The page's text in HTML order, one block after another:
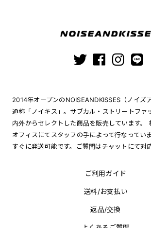
2014年オープンのNOISEANDKISSES（ノイズ
通称「ノイキス」。サブカル・ストリートファ
内外からセレクトした商品を販売しています。
オフィスにてスタッフの手によって行なってい
すぐに発送可能です。ご質問はチャットにて対
ご利用ガイド
送料/お支払い
返品/交換